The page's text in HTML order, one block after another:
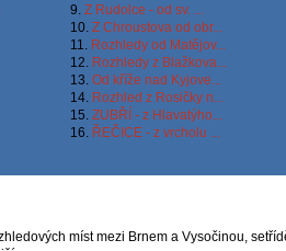
9.Z Rudolce - od sv. ...
10.Z Chroustova od obr...
11. Rozhledy od Matějov...
12. Rozhledy z Blažkova...
13.Od kříže nad Kyjove...
14. Rozhled z Rosičky n...
15.ZUBŘÍ - z Hlavatýho...
16. ŘEČICE - z vrcholu ...
míst mezi Brnem a Vysočinou,